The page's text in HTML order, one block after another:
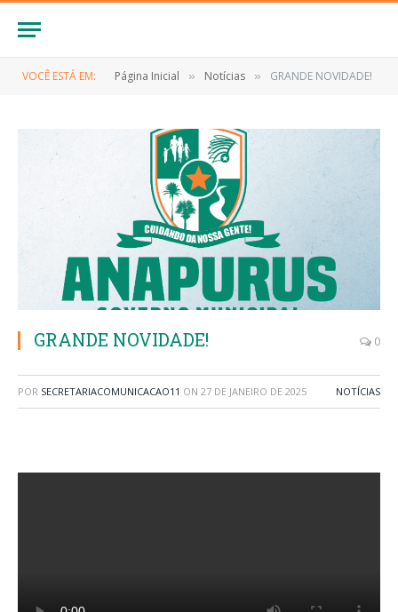
VOCÊ ESTÁ EM: Página Inicial » Notícias » GRANDE NOVIDADE!
GRANDE NOVIDADE! 0
POR SECRETARIACOMUNICACAO11 ON 27 DE JANEIRO DE 2025 NOTÍCIAS